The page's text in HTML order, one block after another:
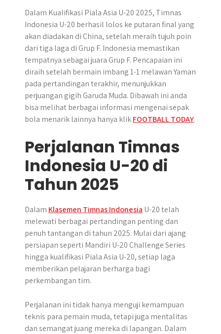
Dalam Kualifikasi Piala Asia U-20 2025, Timnas
Indonesia U-20 berhasil lolos ke putaran final yang
akan diadakan di China, setelah meraih tujuh poin
dari tiga laga di Grup F. Indonesia memastikan
tempatnya sebagai juara Grup F. Pencapaian ini
diraih setelah bermain imbang 1-1 melawan Yaman
pada pertandingan terakhir, menunjukkan
perjuangan gigih Garuda Muda. Dibawah ini anda
bisa melihat berbagai informasi mengenai sepak
bola menarik lainnya hanya klikFOOTBALL TODAY.
Perjalanan Timnas
Indonesia U-20 di
Tahun 2025
Dalam Klasemen Timnas Indonesia U-20 telah
melewati berbagai pertandingan penting dan
penuh tantangan di tahun 2025. Mulai dari ajang
persiapan seperti Mandiri U-20 Challenge Series
hingga kualifikasi Piala Asia U-20, setiap laga
memberikan pelajaran berharga bagi
perkembangan tim.
Perjalanan ini tidak hanya menguji kemampuan
teknis para pemain muda, tetapi juga mentalitas
dan semangat juang mereka di lapangan. Dalam